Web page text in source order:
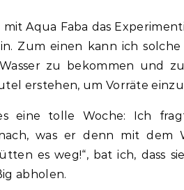
Zum einen kann ich
zu bekommen und
erstehen, um Vorräte
eine tolle Woche: Ich
was er denn mit dem
es weg!“, bat ich, dass
abholen.